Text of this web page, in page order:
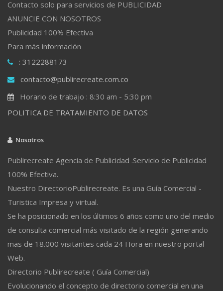
Contacto solo para servicios de PUBLICIDAD
ANUNCIE CON NOSOTROS
Publicidad 100% Efectiva
Para más información
: 3122288173
contacto@publirecreate.com.co
Horario de trabajo : 8:30 am - 5:30 pm
POLITICA DE TRATAMIENTO DE DATOS
Nosotros
Publirecreate Agencia de Publicidad .Servicio de Publicidad
100% Efectiva.
Nuestro DirectorioPublirecreate. Es una Guía Comercial -
Turistica Impresa y virtual.
Se ha posicionado en los últimos 6 años como uno del medio
de consulta comercial más visitado de la región generando
mas de 18.000 visitantes cada 24 Hora en nuestro portal
Web.
Directorio Publirecreate ( Guía Comercial)
Evolucionando el concepto de directorio comercial en una